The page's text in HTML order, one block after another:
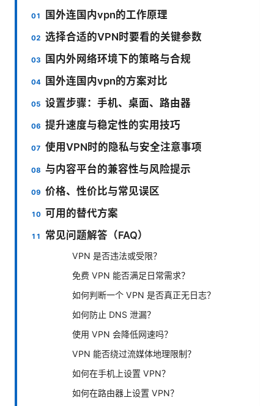
国外连国内vpn的工作原理
选择合适的VPN时要看的关键参数
国内外网络环境下的策略与合规
国外连国内vpn的方案对比
设置步骤：手机、桌面、路由器
提升速度与稳定性的实用技巧
使用VPN时的隐私与安全注意事项
与内容平台的兼容性与风险提示
价格、性价比与常见误区
可用的替代方案
常见问题解答（FAQ）
VPN 是否违法或受限？
免费 VPN 能否满足日常需求？
如何判断一个 VPN 是否真正无日志？
如何防止 DNS 泄漏？
使用 VPN 会降低网速吗？
VPN 能否绕过流媒体地理限制？
如何在手机上设置 VPN？
如何在路由器上设置 VPN？